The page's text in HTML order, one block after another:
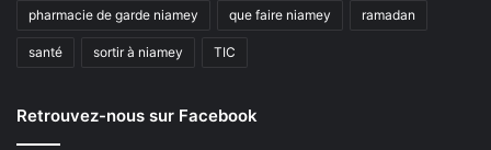
pharmacie de garde niamey que faire niamey ramadan
santé sortir à niamey TIC
Retrouvez-nous sur Facebook